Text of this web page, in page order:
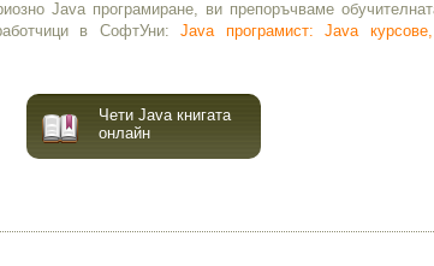
Java програмиране, ви препоръчваме
в СофтУни:Java програмист: Java
Чети Java книгата
онлайн